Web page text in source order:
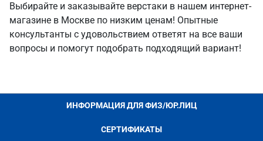
Выбирайте и заказывайте верстаки в нашем интернет-
магазине в Москве по низким ценам! Опытные
консультанты с удовольствием ответят на все ваши
вопросы и помогут подобрать подходящий вариант!
ИНФОРМАЦИЯ ДЛЯ ФИЗ/ЮР.ЛИЦ
СЕРТИФИКАТЫ